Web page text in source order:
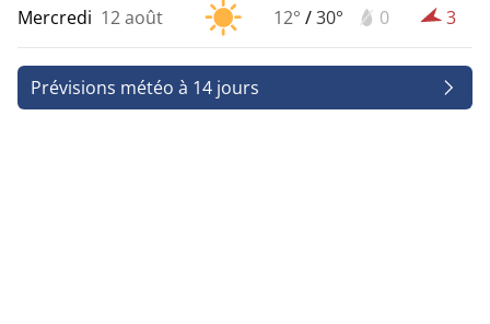
Mercredi 12 août 12° /30° 0 3
Prévisions météo à 14 jours